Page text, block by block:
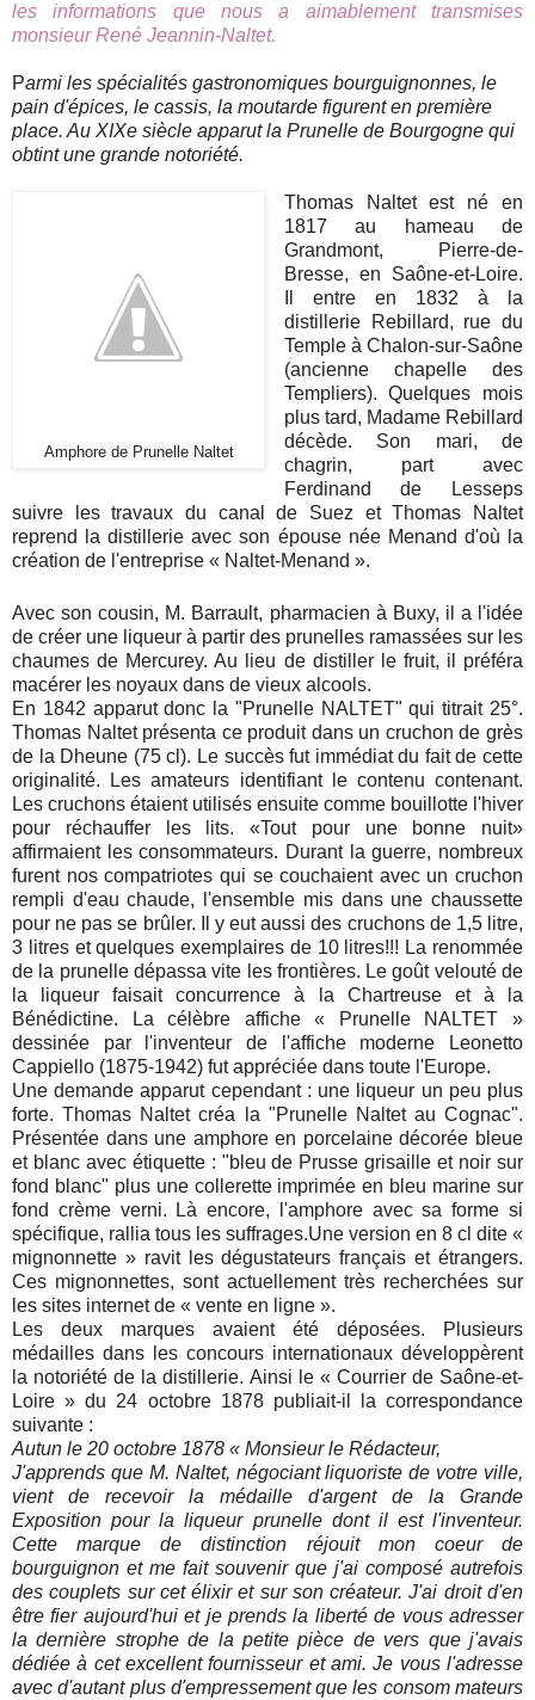
les informations que nous a aimablement transmises
monsieur René Jeannin-Naltet.
Parmi les spécialités gastronomiques bourguignonnes, le
pain d'épices, le cassis, la moutarde figurent en première
place. Au XIXe siècle apparut la Prunelle de Bourgogne qui
obtint une grande notoriété.
Amphore de Prunelle Naltet
Thomas Naltet est né en
1817 au hameau de
Grandmont, Pierre-de-
Bresse, en Saône-et-Loire.
Il entre en 1832 à la
distillerie Rebillard, rue du
Temple à Chalon-sur-Saône
(ancienne chapelle des
Templiers). Quelques mois
plus tard, Madame Rebillard
décède. Son mari, de
chagrin, part avec
Ferdinand de Lesseps
suivre les travaux du canal de Suez et Thomas Naltet
reprend la distillerie avec son épouse née Menand d'où la
création de l'entreprise « Naltet-Menand ».
Avec son cousin, M. Barrault, pharmacien à Buxy, il a l'idée
de créer une liqueur à partir des prunelles ramassées sur les
chaumes de Mercurey. Au lieu de distiller le fruit, il préféra
macérer les noyaux dans de vieux alcools.
En 1842 apparut donc la "Prunelle NALTET" qui titrait 25°.
Thomas Naltet présenta ce produit dans un cruchon de grès
de la Dheune (75 cl). Le succès fut immédiat du fait de cette
originalité. Les amateurs identifiant le contenu contenant.
Les cruchons étaient utilisés ensuite comme bouillotte l'hiver
pour réchauffer les lits. «Tout pour une bonne nuit»
affirmaient les consommateurs. Durant la guerre, nombreux
furent nos compatriotes qui se couchaient avec un cruchon
rempli d'eau chaude, l'ensemble mis dans une chaussette
pour ne pas se brûler. Il y eut aussi des cruchons de 1,5 litre,
3 litres et quelques exemplaires de 10 litres!!! La renommée
de la prunelle dépassa vite les frontières. Le goût velouté de
la liqueur faisait concurrence à la Chartreuse et à la
Bénédictine. La célèbre affiche « Prunelle NALTET »
dessinée par l'inventeur de l'affiche moderne Leonetto
Cappiello (1875-1942) fut appréciée dans toute l'Europe.
Une demande apparut cependant : une liqueur un peu plus
forte. Thomas Naltet créa la "Prunelle Naltet au Cognac".
Présentée dans une amphore en porcelaine décorée bleue
et blanc avec étiquette : "bleu de Prusse grisaille et noir sur
fond blanc" plus une collerette imprimée en bleu marine sur
fond crème verni. Là encore, l'amphore avec sa forme si
spécifique, rallia tous les suffrages.Une version en 8 cl dite «
mignonnette » ravit les dégustateurs français et étrangers.
Ces mignonnettes, sont actuellement très recherchées sur
les sites internet de « vente en ligne ».
Les deux marques avaient été déposées. Plusieurs
médailles dans les concours internationaux développèrent
la notoriété de la distillerie. Ainsi le « Courrier de Saône-et-
Loire » du 24 octobre 1878 publiait-il la correspondance
suivante :
Autun le 20 octobre 1878 « Monsieur le Rédacteur,
J'apprends que M. Naltet, négociant liquoriste de votre ville,
vient de recevoir la médaille d'argent de la Grande
Exposition pour la liqueur prunelle dont il est l'inventeur.
Cette marque de distinction réjouit mon coeur de
bourguignon et me fait souvenir que j'ai composé autrefois
des couplets sur cet élixir et sur son créateur. J'ai droit d'en
être fier aujourd'hui et je prends la liberté de vous adresser
la dernière strophe de la petite pièce de vers que j'avais
dédiée à cet excellent fournisseur et ami. Je vous l'adresse
avec d'autant plus d'empressement que les consom mateurs